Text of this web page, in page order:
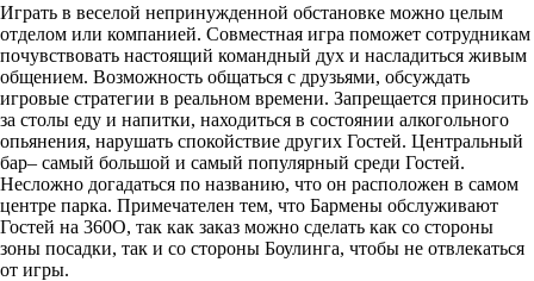
Играть в веселой непринужденной обстановке можно целым
отделом или компанией. Совместная игра поможет сотрудникам
почувствовать настоящий командный дух и насладиться живым
общением. Возможность общаться с друзьями, обсуждать
игровые стратегии в реальном времени. Запрещается приносить
за столы еду и напитки, находиться в состоянии алкогольного
опьянения, нарушать спокойствие других Гостей. Центральный
бар– самый большой и самый популярный среди Гостей.
Несложно догадаться по названию, что он расположен в самом
центре парка. Примечателен тем, что Бармены обслуживают
Гостей на 360О, так как заказ можно сделать как со стороны
зоны посадки, так и со стороны Боулинга, чтобы не отвлекаться
от игры.